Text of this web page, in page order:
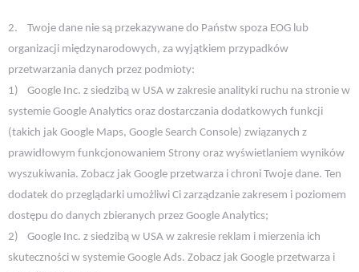
2.
Twoje dane nie są przekazywane do Państw spoza EOG lub
organizacji międzynarodowych, za wyjątkiem przypadków
przetwarzania danych przez podmioty:
1)
Google Inc. z siedzibą w USA w zakresie analityki ruchu na stronie w
systemie Google Analytics oraz dostarczania dodatkowych funkcji
(takich jak Google Maps, Google Search Console) związanych z
prawidłowym funkcjonowaniem Strony oraz wyświetlaniem wyników
wyszukiwania. Zobacz jak Google przetwarza i chroni Twoje dane. Ten
dodatek do przeglądarki umożliwi Ci zarządzanie zakresem i poziomem
dostępu do danych zbieranych przez Google Analytics;
2)
Google Inc. z siedzibą w USA w zakresie reklam i mierzenia ich
skuteczności w systemie Google Ads. Zobacz jak Google przetwarza i